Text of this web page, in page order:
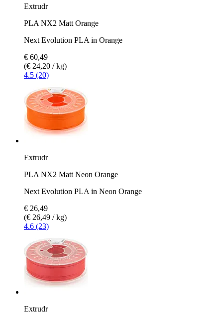
Extrudr
PLA NX2 Matt Orange
Next Evolution PLA in Orange
€ 60,49
(€ 24,20 / kg)
4.5 (20)
Extrudr
PLA NX2 Matt Neon Orange
Next Evolution PLA in Neon Orange
€ 26,49
(€ 26,49 / kg)
4.6 (23)
Extrudr